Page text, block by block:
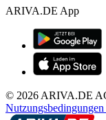
ARIVA.DE App
© 2026 ARIVA.DE
Nutzungsbedingungen